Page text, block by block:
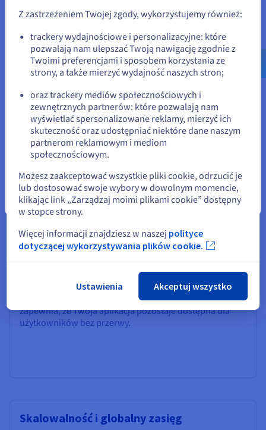
obsługę połączeń. VPS daje Ci pełną swobodę w
procesów i integrowaniu ich z Nginx jako odwrotnym proxy.
Dla aplikacji Django korzystających z asynchronicznych
widoków lub WebSocketów, wdrożenie serwera ASGI, takiego
jak Daphne lub Uvicorn, jest równie proste.
Dlaczego wybrać OVHcloud dla
swojego VPS z Django?
Optymalna wydajność i niezawodność
Plany VPS OVHcloud zapewniają zasoby obliczeniowe
potrzebne dla aplikacji Django obsługujących
przechowywanie na dyskach NVMe SSD zmniejsza
opóźnienia zapytań do bazy danych i przyspiesza
serwowanie plików statycznych. Niezawodny czas pracy
zapewnia, że Twoja aplikacja pozostaje dostępna dla
użytkowników bez przerwy.
Skalowalność i globalny zasięg
Go to Stany Zjednoczone website
us.ovhcloud.com/
Angielski USD - $
lub
Pozostań na bieżącej stronie
Wybierz inną stronę
Zamknij
Z zastrzeżeniem Twojej zgody, wykorzystujemy również:
trackery wydajnościowe i personalizacyjne: które
pozwalają nam ulepszać Twoją nawigację zgodnie z
Twoimi preferencjami i sposobem korzystania ze
strony, a także mierzyć wydajność naszych stron;
oraz trackery mediów społecznościowych i
zewnętrznych partnerów: które pozwalają nam
wyświetlać spersonalizowane reklamy, mierzyć ich
skuteczność oraz udostępniać niektóre dane naszym
partnerom reklamowym i mediom
społecznościowym.
Możesz zaakceptować wszystkie pliki cookie, odrzucić je
lub dostosować swoje wybory w dowolnym momencie,
klikając link „Zarządzaj moimi plikami cookie” dostępny
w stopce strony.
Więcej informacji znajdziesz w naszej polityce
dotyczącej wykorzystywania plików cookie.
Ustawienia Akceptuj wszystko